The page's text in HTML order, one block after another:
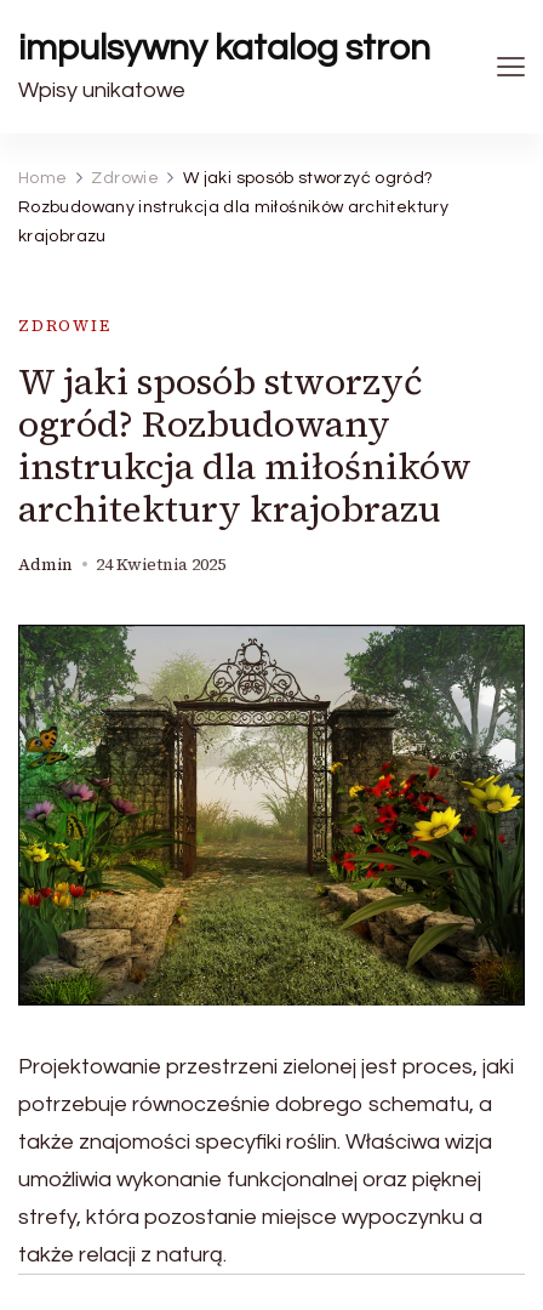
impulsywny katalog stron
Wpisy unikatowe
Home Zdrowie
W jaki sposób stworzyć ogród?
Rozbudowany instrukcja dla miłośników architektury
krajobrazu
ZDROWIE
W jaki sposób stworzyć
ogród? Rozbudowany
instrukcja dla miłośników
architektury krajobrazu
Admin 24 Kwietnia 2025
Projektowanie przestrzeni zielonej jest proces, jaki
potrzebuje równocześnie dobrego schematu, a
także znajomości specyfiki roślin. Właściwa wizja
umożliwia wykonanie funkcjonalnej oraz pięknej
strefy, która pozostanie miejsce wypoczynku a
także relacji z naturą.